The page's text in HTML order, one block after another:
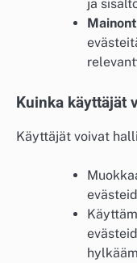
ja
Kuinka käyttäjät
Käyttäjät voivat